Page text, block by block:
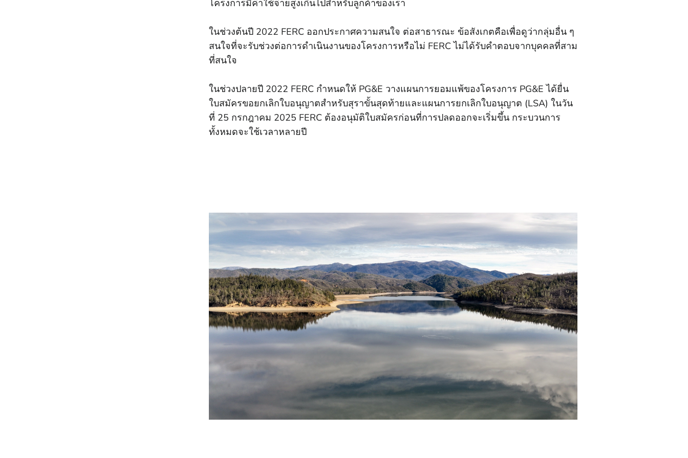
โครงการมีค่าใช้จ่ายสูงเกินไปสําหรับลูกค้าของเรา
ในช่วงต้นปี 2022 FERC ออกประกาศความสนใจ ต่อสาธารณะ ข้อสังเกตคือเพื่อดูว่ากลุ่มอื่น ๆ
สนใจที่จะรับช่วงต่อการดําเนินงานของโครงการหรือไม่ FERC ไม่ได้รับคําตอบจากบุคคลที่สาม
ที่สนใจ
ในช่วงปลายปี 2022 FERC กําหนดให้ PG&E วางแผนการยอมแพ้ของโครงการ PG&E ได้ยื่น
ใบสมัครขอยกเลิกใบอนุญาตสําหรับสุราขั้นสุดท้ายและแผนการยกเลิกใบอนุญาต (LSA) ในวัน
ที่ 25 กรกฎาคม 2025 FERC ต้องอนุมัติใบสมัครก่อนที่การปลดออกจะเริ่มขึ้น กระบวนการ
ทั้งหมดจะใช้เวลาหลายปี